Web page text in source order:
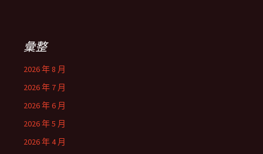
彙整
2026 年 8 月
2026 年 7 月
2026 年 6 月
2026 年 5 月
2026 年 4 月